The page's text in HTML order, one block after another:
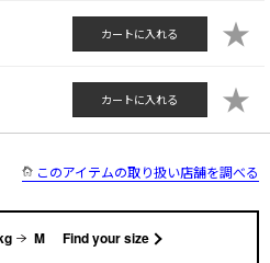
カートに入れる ★
カートに入れる ★
このアイテムの取り扱い店舗を調べる
M Find your size